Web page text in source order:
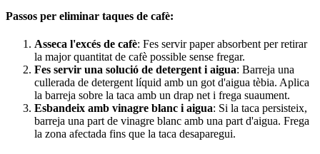
Passos per eliminar taques de cafè:
Asseca l'excés de cafè: Fes servir paper absorbent per retirar
la major quantitat de cafè possible sense fregar.
Fes servir una solució de detergent i aigua: Barreja una
cullerada de detergent líquid amb un got d'aigua tèbia. Aplica
la barreja sobre la taca amb un drap net i frega suaument.
Esbandeix amb vinagre blanc i aigua: Si la taca persisteix,
barreja una part de vinagre blanc amb una part d'aigua. Frega
la zona afectada fins que la taca desaparegui.